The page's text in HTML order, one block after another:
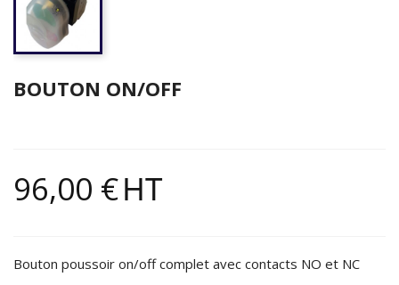
BOUTON ON/OFF
96,00 €HT
Bouton poussoir on/off complet avec contacts NO et NC